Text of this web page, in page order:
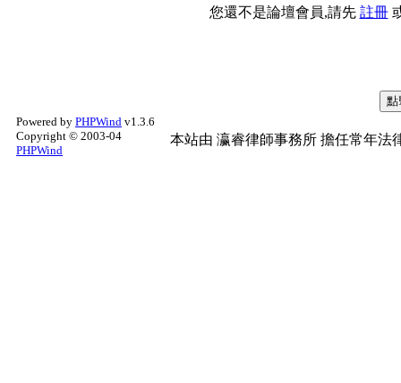
您還不是論壇會員,請先 註冊
Powered by PHPWind v1.3.6
Copyright © 2003-04
PHPWind
本站由 瀛睿律師事務所 擔任常年法